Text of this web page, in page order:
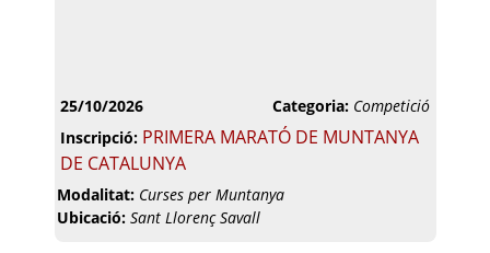
25/10/2026 Categoria: Competició
Inscripció: PRIMERA MARATÓ DE MUNTANYA
DE CATALUNYA
Modalitat: Curses per Muntanya
Ubicació: Sant Llorenç Savall